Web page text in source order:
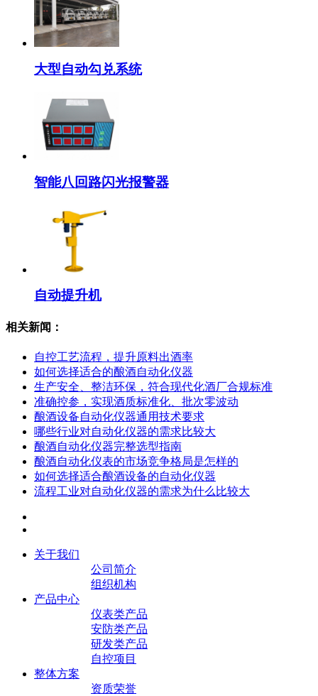
大型自动勾兑系统
智能八回路闪光报警器
自动提升机
相关新闻：
自控工艺流程，提升原料出酒率
如何选择适合的酿酒自动化仪器
生产安全、整洁环保，符合现代化酒厂合规标准
准确控参，实现酒质标准化、批次零波动
酿酒设备自动化仪器通用技术要求
哪些行业对自动化仪器的需求比较大
酿酒自动化仪器完整选型指南
酿酒自动化仪表的市场竞争格局是怎样的
如何选择适合酿酒设备的自动化仪器
流程工业对自动化仪器的需求为什么比较大
关于我们
公司简介
组织机构
产品中心
仪表类产品
安防类产品
研发类产品
自控项目
整体方案
资质荣誉